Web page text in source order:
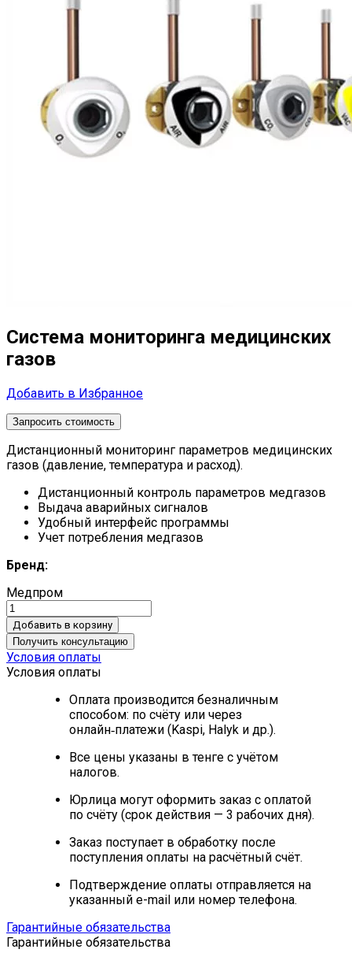
Система мониторинга медицинских
газов
Добавить в Избранное
Запросить стоимость
Дистанционный мониторинг параметров медицинских
газов (давление, температура и расход).
Дистанционный контроль параметров медгазов
Выдача аварийных сигналов
Удобный интерфейс программы
Учет потребления медгазов
Бренд:
Медпром
Добавить в корзину
Получить консультацию
Условия оплаты
Условия оплаты
Оплата производится безналичным
способом: по счёту или через
онлайн‑платежи (Kaspi, Halyk и др.).
Все цены указаны в тенге с учётом
налогов.
Юрлица могут оформить заказ с оплатой
по счёту (срок действия — 3 рабочих дня).
Заказ поступает в обработку после
поступления оплаты на расчётный счёт.
Подтверждение оплаты отправляется на
указанный e-mail или номер телефона.
Гарантийные обязательства
Гарантийные обязательства